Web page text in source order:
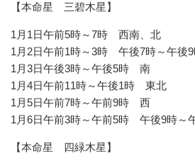
【本命星 三碧木星】
1月1日午前5時～7時 西南、北
1月2日午前1時～3時 午後7時～午
1月3日午後3時～午後5時 南
1月4日午前11時～午後1時 東北
1月5日午前7時～午前9時 西
1月6日午前3時～午前5時 午後9時
【本命星 四緑木星】